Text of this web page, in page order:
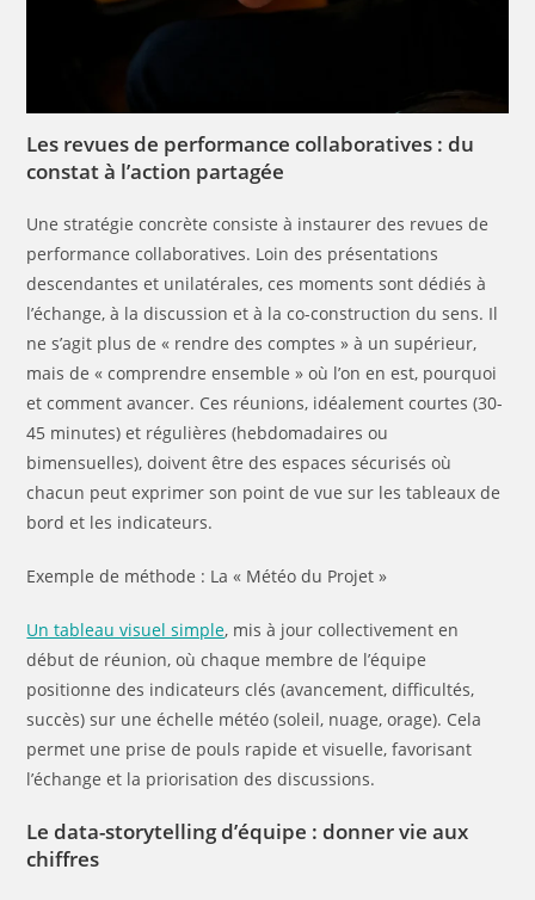
Les revues de performance collaboratives : du
constat à l’action partagée
Une stratégie concrète consiste à instaurer des revues de
performance collaboratives. Loin des présentations
descendantes et unilatérales, ces moments sont dédiés à
l’échange, à la discussion et à la co-construction du sens. Il
ne s’agit plus de « rendre des comptes » à un supérieur,
mais de « comprendre ensemble » où l’on en est, pourquoi
et comment avancer. Ces réunions, idéalement courtes (30-
45 minutes) et régulières (hebdomadaires ou
bimensuelles), doivent être des espaces sécurisés où
chacun peut exprimer son point de vue sur les tableaux de
bord et les indicateurs.
Exemple de méthode : La « Météo du Projet »
Un tableau visuel simple, mis à jour collectivement en
début de réunion, où chaque membre de l’équipe
positionne des indicateurs clés (avancement, difficultés,
succès) sur une échelle météo (soleil, nuage, orage). Cela
permet une prise de pouls rapide et visuelle, favorisant
l’échange et la priorisation des discussions.
Le data-storytelling d’équipe : donner vie aux
chiffres